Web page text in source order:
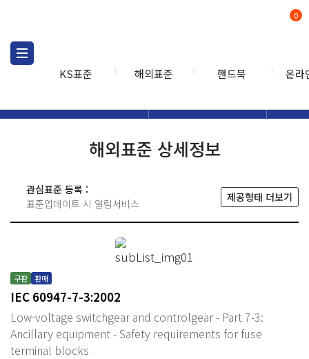
KS표준 해외표준 핸드북 온라
0
해외표준 상세정보
관심표준 등록 :
표준업데이트 시 알림서비스
제공형태 더보기
구판 판매
IEC 60947-7-3:2002
Low-voltage switchgear and controlgear - Part 7-3:
Ancillary equipment - Safety requirements for fuse
terminal blocks